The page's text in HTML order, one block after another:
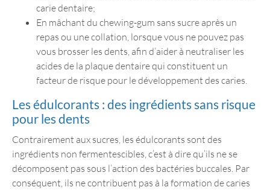
carie dentaire;
En mâchant du chewing-gum sans sucre après un
repas ou une collation, lorsque vous ne pouvez pas
vous brosser les dents, afin d’aider à neutraliser les
acides de la plaque dentaire qui constituent un
facteur de risque pour le développement des caries.
Les édulcorants : des ingrédients sans risque
pour les dents
Contrairement aux sucres, les édulcorants sont des
ingrédients non fermentescibles, c’est à dire qu’ils ne se
décomposent pas sous l’action des bactéries buccales. Par
conséquent, ils ne contribuent pas à la formation de caries